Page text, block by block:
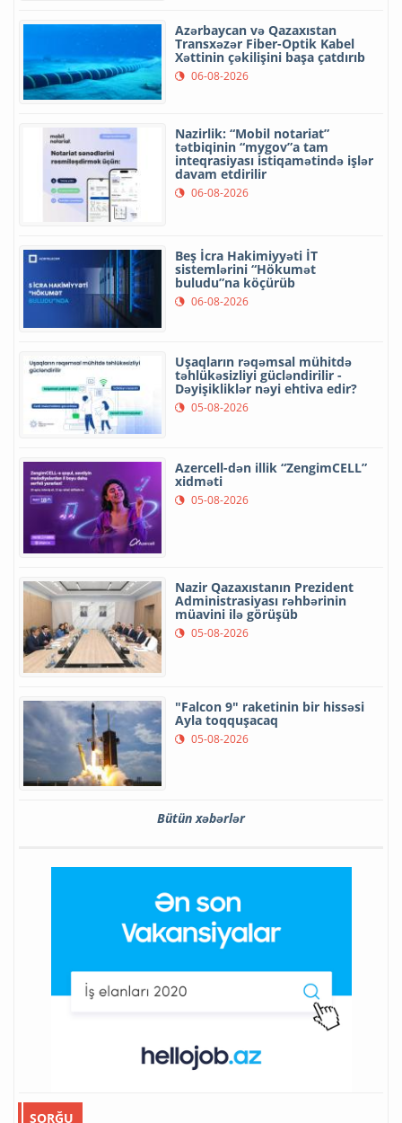
Azərbaycan və Qazaxıstan
Transxəzər Fiber-Optik Kabel
Xəttinin çəkilişini başa çatdırıb
06-08-2026
Nazirlik: “Mobil notariat”
tətbiqinin “mygov”a tam
inteqrasiyası istiqamətində işlər
davam etdirilir
06-08-2026
Beş İcra Hakimiyyəti İT
sistemlərini “Hökumət
buludu”na köçürüb
06-08-2026
Uşaqların rəqəmsal mühitdə
təhlükəsizliyi gücləndirilir -
Dəyişikliklər nəyi ehtiva edir?
05-08-2026
Azercell-dən illik “ZengimCELL”
xidməti
05-08-2026
Nazir Qazaxıstanın Prezident
Administrasiyası rəhbərinin
müavini ilə görüşüb
05-08-2026
"Falcon 9" raketinin bir hissəsi
Ayla toqquşacaq
05-08-2026
Bütün xəbərlər
SORĞU